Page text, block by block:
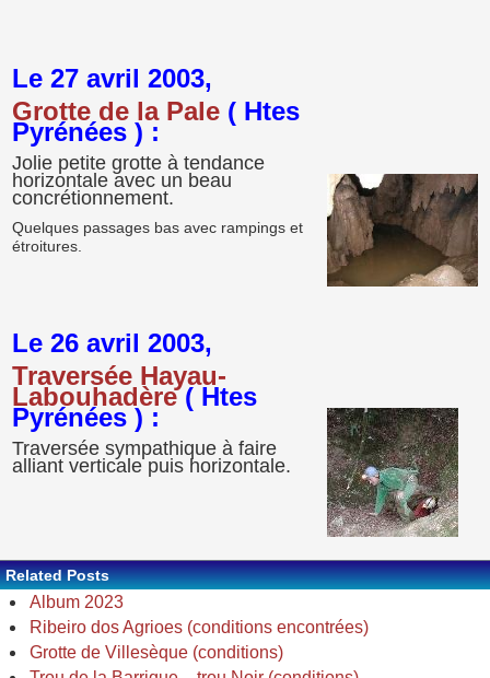
Le 27 avril 2003,
Grotte de la Pale ( Htes
Pyrénées ) :
Jolie petite grotte à tendance
horizontale avec un beau
concrétionnement.
Quelques passages bas avec rampings et
étroitures.
Le 26 avril 2003,
Traversée Hayau-
Labouhadère( Htes
Pyrénées ) :
Traversée sympathique à faire
alliant verticale puis horizontale.
Related Posts
Album 2023
Ribeiro dos Agrioes (conditions encontrées)
Grotte de Villesèque (conditions)